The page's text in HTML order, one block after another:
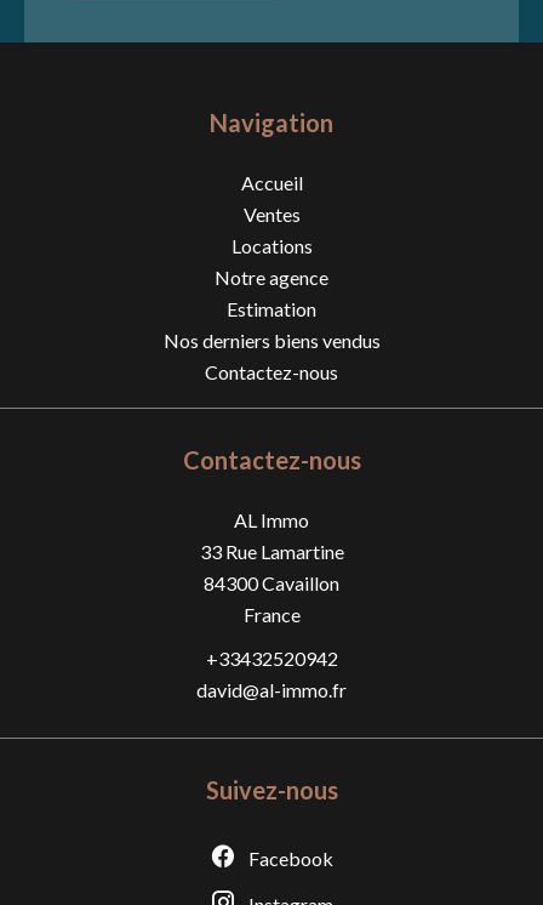
Navigation
Accueil
Ventes
Locations
Notre agence
Estimation
Nos derniers biens vendus
Contactez-nous
Contactez-nous
AL Immo
33 Rue Lamartine
84300Cavaillon
France
+33432520942
david@al-immo.fr
Suivez-nous
Facebook